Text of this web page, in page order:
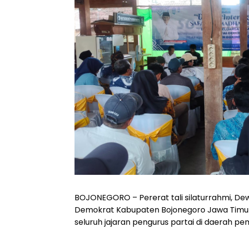
BOJONEGORO – Pererat tali silaturrahmi,
Demokrat Kabupaten Bojonegoro Jawa
seluruh jajaran pengurus partai di daerah